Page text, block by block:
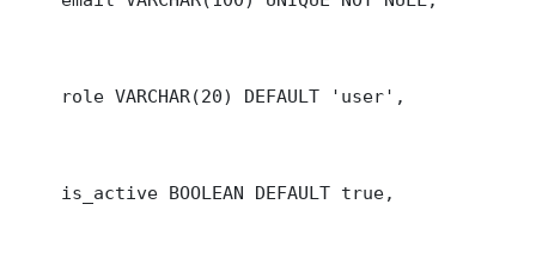
    role VARCHAR(20) DEFAULT 'user',
    is_active BOOLEAN DEFAULT true,